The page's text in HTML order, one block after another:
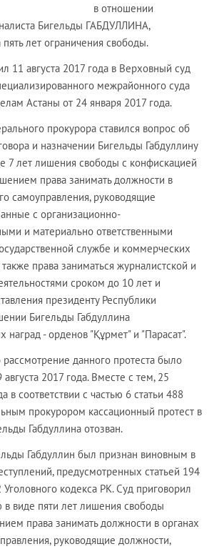
в отношении
Бигельды ГАБДУЛЛИНА,
лет ограничения свободы.
11 августа 2017 года в Верховный суд
межрайонного суда
Астаны от 24 января 2017 года.
прокурора ставился вопрос об
и назначении Бигельды Габдуллину
7 лет лишения свободы с конфискацией
права занимать должности в
самоуправления, руководящие
с организационно-
и материально ответственными
службе и коммерческих
права заниматься журналистской и
сроком до 10 лет и
президенту Республики
Бигельды Габдуллина
наград - орденов "Құрмет" и "Парасат".
рассмотрение данного протеста было
2017 года. Вместе с тем, 25
в соответствии с частью 6 статьи 488
прокурором кассационный протест в
Габдуллина отозван.
Габдуллин был признан виновным в
предусмотренных статьей 194
Уголовного кодекса РК. Суд приговорил
в виде пяти лет лишения свободы
права занимать должности в органах
руководящие должности,